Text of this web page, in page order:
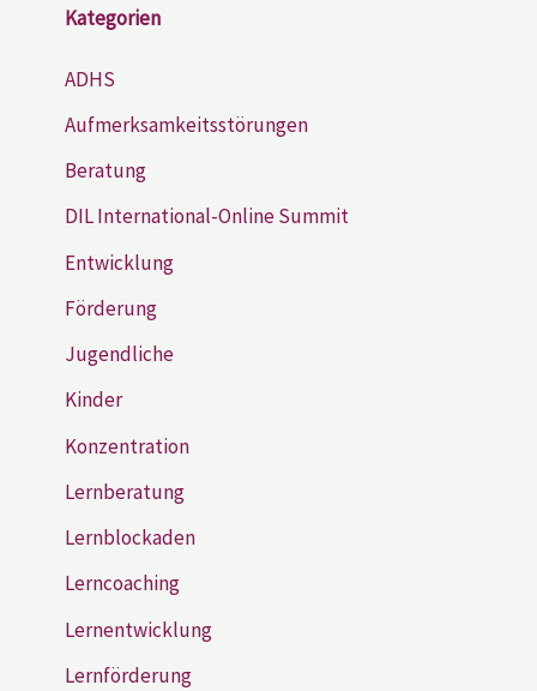
Kategorien
ADHS
Aufmerksamkeitsstörungen
Beratung
DIL International-Online Summit
Entwicklung
Förderung
Jugendliche
Kinder
Konzentration
Lernberatung
Lernblockaden
Lerncoaching
Lernentwicklung
Lernförderung